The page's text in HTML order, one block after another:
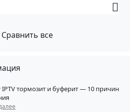
Сравнить все
тормозит и буферит — 10 причин